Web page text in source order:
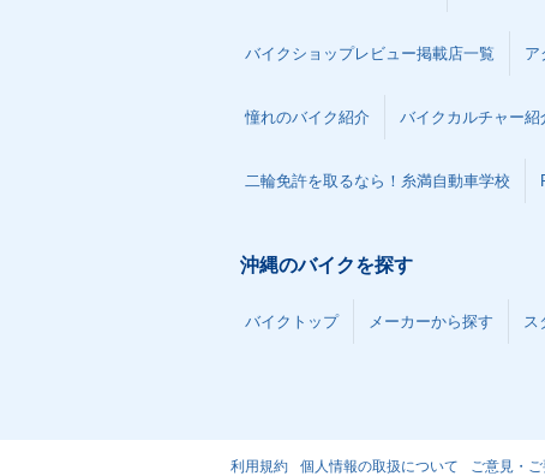
バイクショップレビュー掲載店一覧 ア
憧れのバイク紹介 バイクカルチャー紹
二輪免許を取るなら！糸満自動車学校
沖縄のバイクを探す
バイクトップ メーカーから探す ス
利用規約 個人情報の取扱について ご意見・